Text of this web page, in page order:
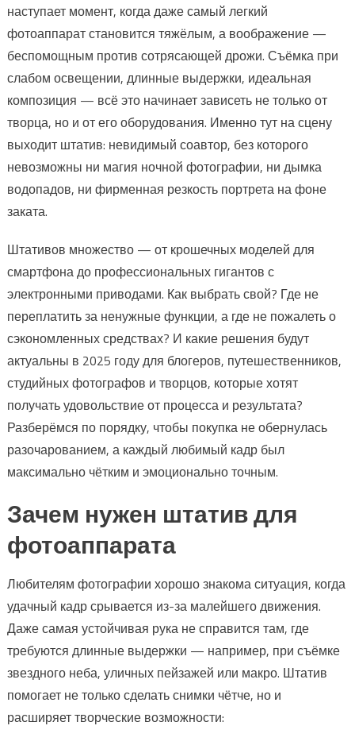
наступает момент, когда даже самый легкий
фотоаппарат становится тяжёлым, а воображение —
беспомощным против сотрясающей дрожи. Съёмка при
слабом освещении, длинные выдержки, идеальная
композиция — всё это начинает зависеть не только от
творца, но и от его оборудования. Именно тут на сцену
выходит штатив: невидимый соавтор, без которого
невозможны ни магия ночной фотографии, ни дымка
водопадов, ни фирменная резкость портрета на фоне
заката.
Штативов множество — от крошечных моделей для
смартфона до профессиональных гигантов с
электронными приводами. Как выбрать свой? Где не
переплатить за ненужные функции, а где не пожалеть о
сэкономленных средствах? И какие решения будут
актуальны в 2025 году для блогеров, путешественников,
студийных фотографов и творцов, которые хотят
получать удовольствие от процесса и результата?
Разберёмся по порядку, чтобы покупка не обернулась
разочарованием, а каждый любимый кадр был
максимально чётким и эмоционально точным.
Зачем нужен штатив для
фотоаппарата
Любителям фотографии хорошо знакома ситуация, когда
удачный кадр срывается из-за малейшего движения.
Даже самая устойчивая рука не справится там, где
требуются длинные выдержки — например, при съёмке
звездного неба, уличных пейзажей или макро. Штатив
помогает не только сделать снимки чётче, но и
расширяет творческие возможности: